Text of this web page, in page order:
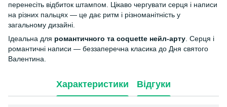
перенесіть відбиток штампом. Цікаво чергувати серця і написи
на різних пальцях — це дає ритм і різноманітність у
загальному дизайні.
Ідеальна для романтичного та coquette нейл-арту . Серця і
романтичні написи — беззаперечна класика до Дня святого
Валентина.
Характеристики Відгуки